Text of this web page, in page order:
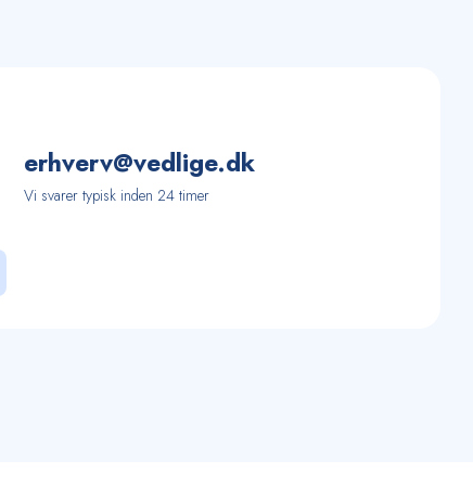
erhverv@vedlige.dk
Vi svarer typisk inden 24 timer